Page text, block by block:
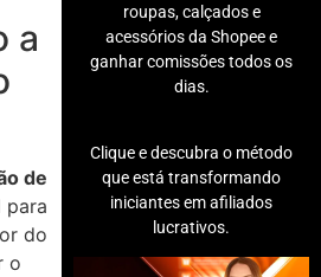
a
de
para
do
o
roupas, calçados e
acessórios da Shopee e
ganhar comissões todos os
dias.
Clique e descubra o método
que está transformando
iniciantes em afiliados
lucrativos.